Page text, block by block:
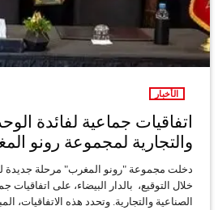
الأخبار
اتفاقيات جماعية لفائدة
والتجارية لمجموعة رونو
دخلت مجموعة "رونو المغرب" مرحلة جديدة
خلال التوقيع، بالدار البيضاء، على اتفاقيات
الصناعية والتجارية. وتحدد هذه الاتفاقيات،